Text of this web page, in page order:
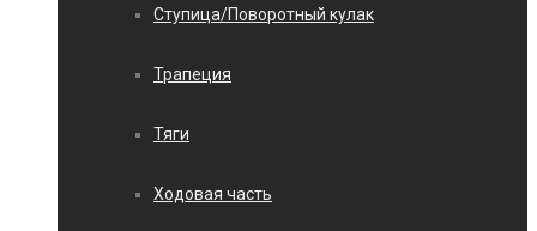
Ступица/Поворотный кулак
Трапеция
Тяги
Ходовая часть